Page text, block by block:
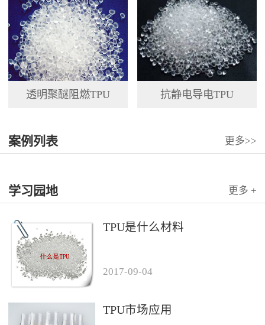
透明聚醚阻燃TPU 抗静电导电TPU
案例列表 更多>>
学习园地 更多 +
TPU是什么材料
2017-09-04
TPU市场应用